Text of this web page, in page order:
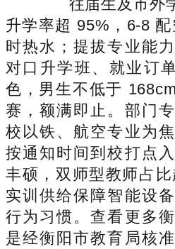
往届生及市外学
升学率超 95%，6-8
时热水；提拔专业能
对口升学班、就业订
色，男生不低于
赛，额满即止。部门
校以铁、航空专业为
按通知时间到校打点
丰硕，双师型教师占
实训供给保障智能设
行为习惯。查看更多
是经衡阳市教育局核